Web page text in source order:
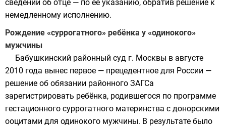
сведений об отце — по её указанию, обратив решение к
немедленному исполнению.
Рождение «суррогатного» ребёнка у «одинокого»
мужчины
Бабушкинский районный суд г. Москвы в августе
2010 года вынес первое — прецедентное для России —
решение об обязании районного ЗАГСа
зарегистрировать ребёнка, родившегося по программе
гестационного суррогатного материнства с донорскими
ооцитами для одинокого мужчины. В результате было